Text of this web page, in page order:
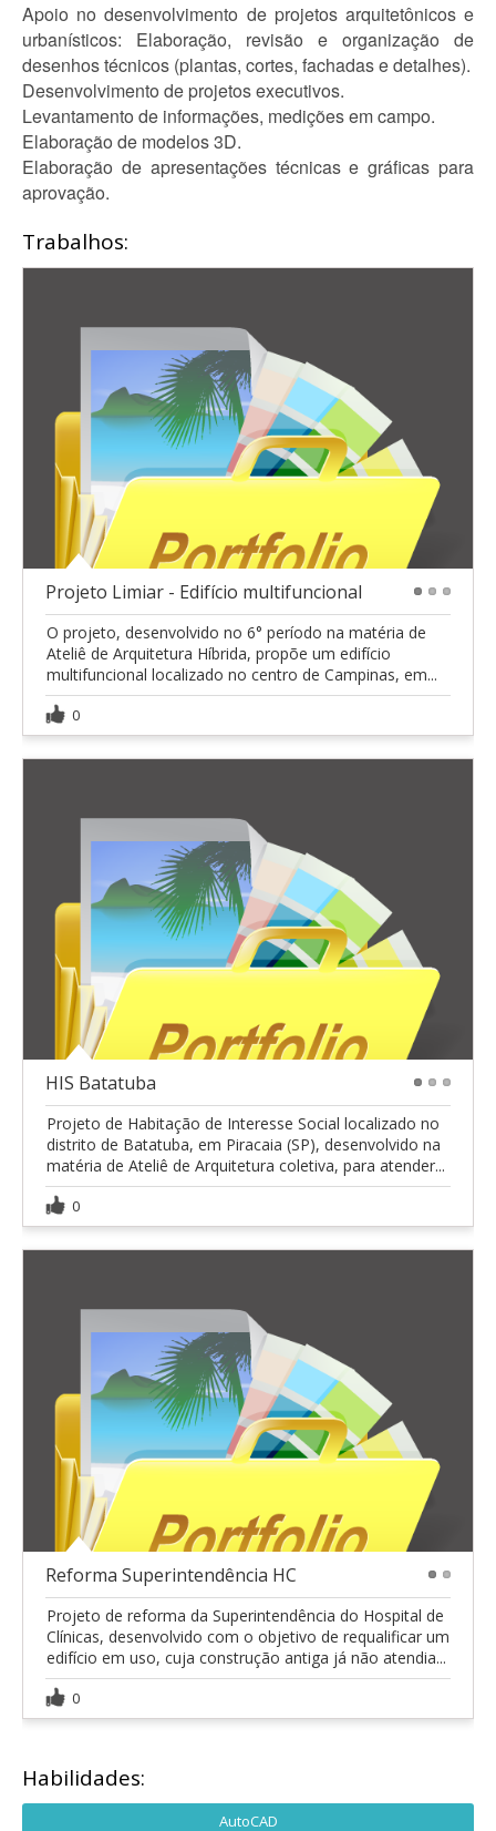
Apoio no desenvolvimento de projetos arquitetônicos e
urbanísticos: Elaboração, revisão e organização de
desenhos técnicos (plantas, cortes, fachadas e detalhes).
Desenvolvimento de projetos executivos.
Levantamento de informações, medições em campo.
Elaboração de modelos 3D.
Elaboração de apresentações técnicas e gráficas para
aprovação.
Trabalhos:
Projeto Limiar - Edifício multifuncional
O projeto, desenvolvido no 6° período na matéria de
Ateliê de Arquitetura Híbrida, propõe um edifício
multifuncional localizado no centro de Campinas, em...
0
HIS Batatuba
Projeto de Habitação de Interesse Social localizado no
distrito de Batatuba, em Piracaia (SP), desenvolvido na
matéria de Ateliê de Arquitetura coletiva, para atender...
0
Reforma Superintendência HC
Projeto de reforma da Superintendência do Hospital de
Clínicas, desenvolvido com o objetivo de requalificar um
edifício em uso, cuja construção antiga já não atendia...
0
Habilidades:
AutoCAD